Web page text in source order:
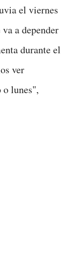
el viernes
a depender
durante el
ver
lunes",